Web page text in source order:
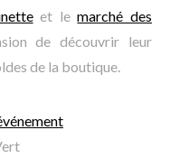
et lemarché des
de découvrir leur
de la boutique.